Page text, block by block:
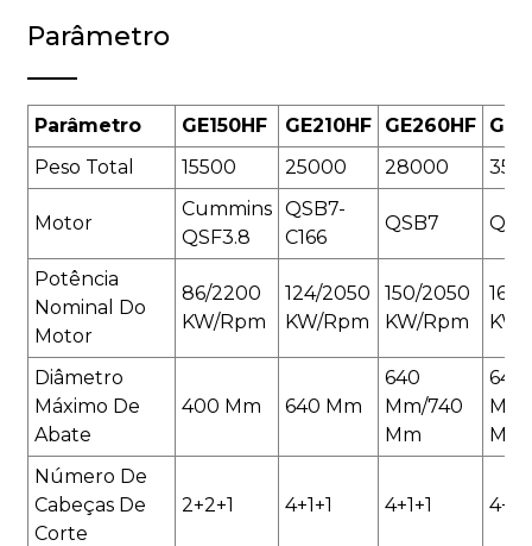
Parâmetro
Parâmetro GE150HF GE210HF GE260HF
Peso Total
15500 25000 28000
Motor
Cummins
QSF3.8
QSB7-
C166
QSB7
Potência
Nominal Do
Motor
86/2200
KW/rpm
124/2050
KW/rpm
150/2050
KW/rpm
Diâmetro
Máximo De
Abate
400 Mm 640 Mm
640
Mm/740
Mm
640
Mm
Número De
Cabeças De
Corte
2+2+1 4+1+1 4+1+1